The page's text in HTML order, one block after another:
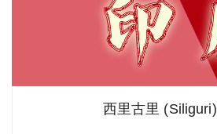
西里古里